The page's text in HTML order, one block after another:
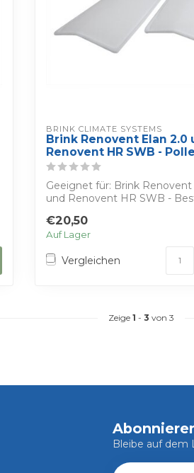
BRINK CLIMATE SYSTEMS
Brink Renovent Elan 2.0
Renovent HR SWB -
Geeignet für: Brink Renovent
und Renovent HR SWB -
€20,50
Auf Lager
Vergleichen
Zeige 1 - 3 von 3
Bleibe auf